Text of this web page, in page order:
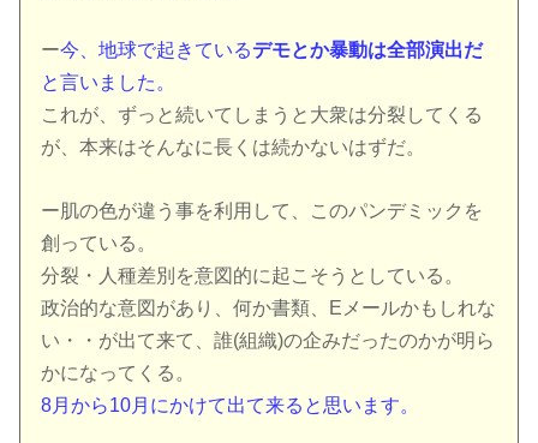
ー今、地球で起きているデモとか暴動は全部演出だ
と言いました。
これが、ずっと続いてしまうと大衆は分裂してくる
が、本来はそんなに長くは続かないはずだ。
ー肌の色が違う事を利用して、このパンデミックを
創っている。
分裂・人種差別を意図的に起こそうとしている。
政治的な意図があり、何か書類、Eメールかもしれな
い・・が出て来て、誰(組織)の企みだったのかが明ら
かになってくる。
8月から10月にかけて出て来ると思います。